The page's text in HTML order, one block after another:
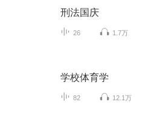
刑法国庆
26 1.7万
学校体育学
82 12.1万